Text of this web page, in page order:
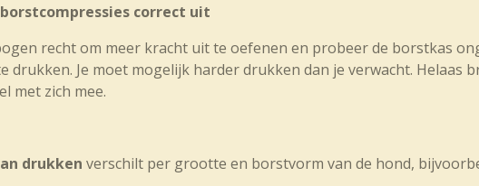
correct uit
recht om meer kracht uit te oefenen en probeer de borstkas
drukken. Je moet mogelijk harder drukken dan je verwacht. Helaas
met zich mee.
drukken verschilt per grootte en borstvorm van de hond,